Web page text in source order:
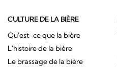
CULTURE DE LA BIÈRE
Qu'est-ce que la bière
L'histoire de la bière
Le brassage de la bière